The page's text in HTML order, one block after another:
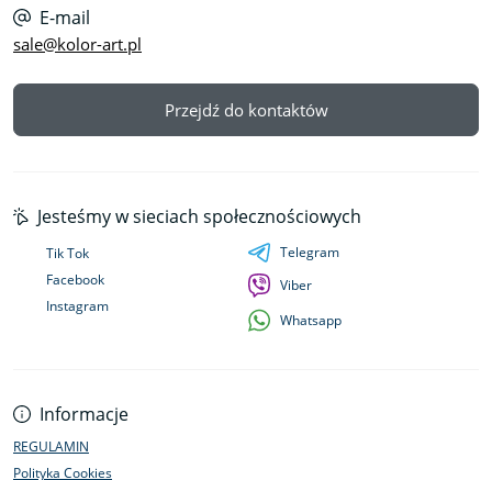
E-mail
sale@kolor-art.pl
Przejdź do kontaktów
Informacje
REGULAMIN
Polityka Cookies
Jesteśmy w sieciach społecznościowych
Tik Tok
Facebook
Instagram
Telegram
Viber
Whatsapp